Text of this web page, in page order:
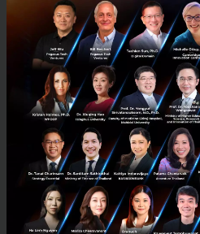
RELATED ARTICLE